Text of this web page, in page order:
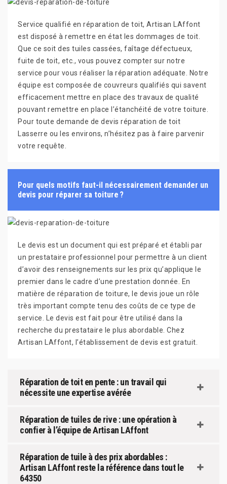
Service qualifié en réparation de toit, Artisan LAffont
est disposé à remettre en état les dommages de toit.
Que ce soit des tuiles cassées, faîtage défectueux,
fuite de toit, etc., vous pouvez compter sur notre
service pour vous réaliser la réparation adéquate. Notre
équipe est composée de couvreurs qualifiés qui savent
efficacement mettre en place des travaux de qualité
pouvant remettre en place l’étanchéité de votre toiture.
Pour toute demande de devis réparation de toit
Lasserre ou les environs, n’hésitez pas à faire parvenir
votre requête.
Pour quels motifs faut-il nécessairement demander un
devis pour réparer sa toiture ?
Le devis est un document qui est préparé et établi par
un prestataire professionnel pour permettre à un client
d’avoir des renseignements sur les prix qu’applique le
premier dans le cadre d’une prestation donnée. En
matière de réparation de toiture, le devis joue un rôle
très important compte tenu des coûts de ce type de
service. Le devis est fait pour être utilisé dans la
recherche du prestataire le plus abordable. Chez
Artisan LAffont, l’établissement de devis est gratuit.
Réparation de toit en pente : un travail qui
nécessite une expertise avérée
Réparation de tuiles de rive : une opération à
confier à l’équipe de Artisan LAffont
Réparation de tuile à des prix abordables :
Artisan LAffont reste la référence dans tout le
64350